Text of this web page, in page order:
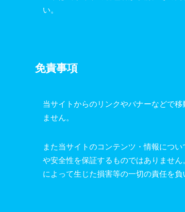
い。
免責事項
当サイトからのリンクやバナーなどで
ません。
また当サイトのコンテンツ・情報につ
や安全性を保証するものではありませ
によって生じた損害等の一切の責任を負